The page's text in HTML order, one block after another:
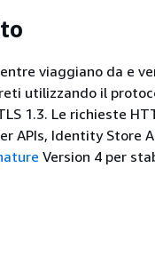
viaggiano da e
utilizzando il
1.3. Le richieste
APIs, Identity Store
Version 4 per